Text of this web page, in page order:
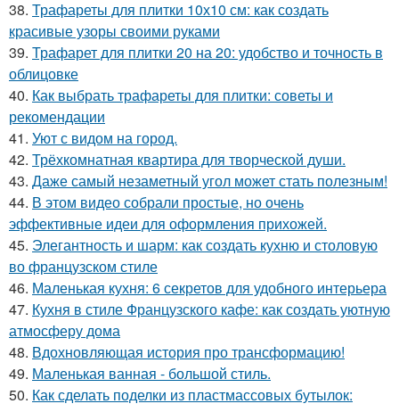
38. Трафареты для плитки 10х10 см: как создать
красивые узоры своими руками
39. Трафарет для плитки 20 на 20: удобство и точность в
облицовке
40. Как выбрать трафареты для плитки: советы и
рекомендации
41. Уют с видом на город.
42. Трёхкомнатная квартира для творческой души.
43. Даже самый незаметный угол может стать полезным!
44. В этом видео собрали простые, но очень
эффективные идеи для оформления прихожей.
45. Элегантность и шарм: как создать кухню и столовую
во французском стиле
46. Маленькая кухня: 6 секретов для удобного интерьера
47. Кухня в стиле Французского кафе: как создать уютную
атмосферу дома
48. Вдохновляющая история про трансформацию!
49. Маленькая ванная - большой стиль.
50. Как сделать поделки из пластмассовых бутылок: